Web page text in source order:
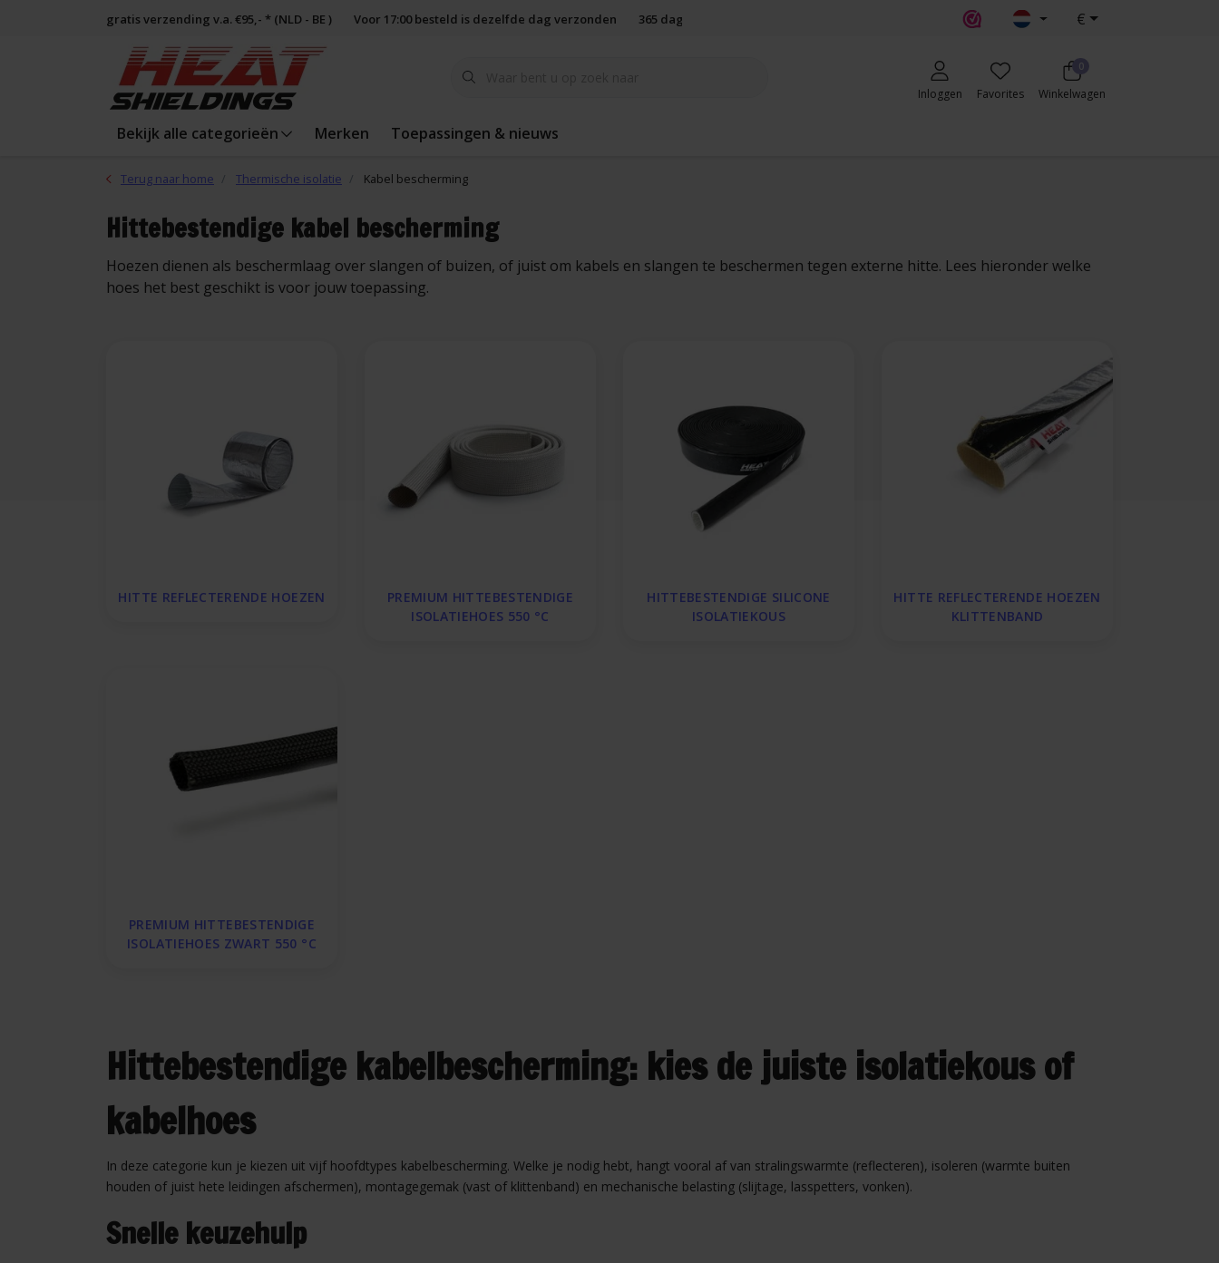
gratis verzending v.a. €95,- * (NLD - BE ) Voor 17:00 besteld is dezelfde dag verzonden 365 dagen retourbeleid €
Inloggen Favorites
0
Winkelwagen
Bekijk alle categorieën Merken Toepassingen & nieuws
Terug naar home Thermische isolatie Kabel bescherming
Hittebestendige kabel bescherming
Hoezen dienen als beschermlaag over slangen of buizen, of juist om kabels en slangen te beschermen tegen externe hitte. Lees hieronder welke
hoes het best geschikt is voor jouw toepassing.
HITTE REFLECTERENDE HOEZEN
PREMIUM HITTEBESTENDIGE
ISOLATIEHOES 550 °C
HITTEBESTENDIGE SILICONE
ISOLATIEKOUS
HITTE REFLECTERENDE HOEZEN
KLITTENBAND
PREMIUM HITTEBESTENDIGE
ISOLATIEHOES ZWART 550 °C
Hittebestendige kabelbescherming: kies de juiste isolatiekous of
kabelhoes
In deze categorie kun je kiezen uit vijf hoofdtypes kabelbescherming. Welke je nodig hebt, hangt vooral af van stralingswarmte (reflecteren), isoleren (warmte buiten
houden of juist hete leidingen afschermen), montagegemak (vast of klittenband) en mechanische belasting (slijtage, lasspetters, vonken).
Snelle keuzehulp